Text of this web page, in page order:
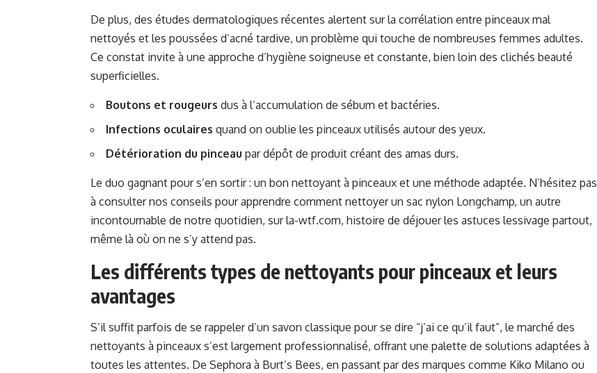
De plus, des études dermatologiques récentes alertent sur la corrélation entre pinceaux mal
nettoyés et les poussées d’acné tardive, un problème qui touche de nombreuses femmes adultes.
Ce constat invite à une approche d’hygiène soigneuse et constante, bien loin des clichés beauté
superficielles.
Boutons et rougeurs dus à l’accumulation de sébum et bactéries.
Infections oculaires quand on oublie les pinceaux utilisés autour des yeux.
Détérioration du pinceau par dépôt de produit créant des amas durs.
Le duo gagnant pour s’en sortir : un bon nettoyant à pinceaux et une méthode adaptée. N’hésitez pas
à consulter nos conseils pour apprendre comment nettoyer un sac nylon Longchamp, un autre
incontournable de notre quotidien, surla-wtf.com, histoire de déjouer les astuces lessivage partout,
même là où on ne s’y attend pas.
Les différents types de nettoyants pour pinceaux et leurs
avantages
S’il suffit parfois de se rappeler d’un savon classique pour se dire “j’ai ce qu’il faut”, le marché des
nettoyants à pinceaux s’est largement professionnalisé, offrant une palette de solutions adaptées à
toutes les attentes. De Sephora à Burt’s Bees, en passant par des marques comme Kiko Milano ou